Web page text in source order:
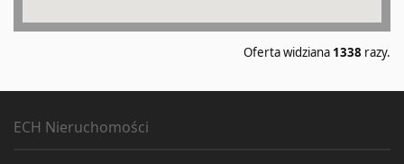
Oferta widziana 1338 razy.
ECH Nieruchomości